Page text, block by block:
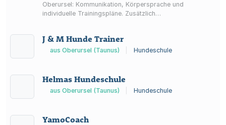
Oberursel: Kommunikation, Körpersprache und
individuelle Trainingspläne. Zusätzlich
Erstberatung kostenfrei.
J & M Hunde Trainer
aus Oberursel (Taunus) Hundeschule
Helmas Hundeschule
aus Oberursel (Taunus) Hundeschule
YamoCoach